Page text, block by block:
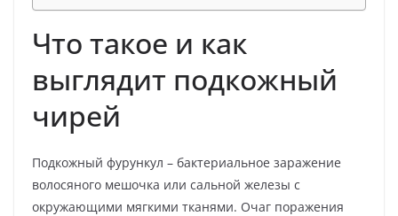
Что такое и как
выглядит подкожный
чирей
Подкожный фурункул – бактериальное заражение
волосяного мешочка или сальной железы с
окружающими мягкими тканями. Очаг поражения